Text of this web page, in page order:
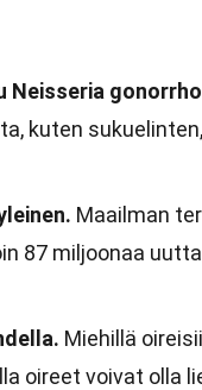
Neisseria
kuten
Maailman
87 miljoonaa
Miehillä
oireet voivat olla